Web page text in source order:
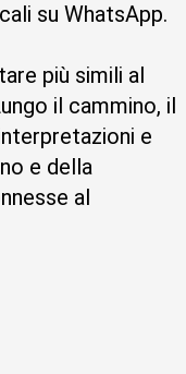
su WhatsApp.
più simili al
il cammino, il
e
e della
al